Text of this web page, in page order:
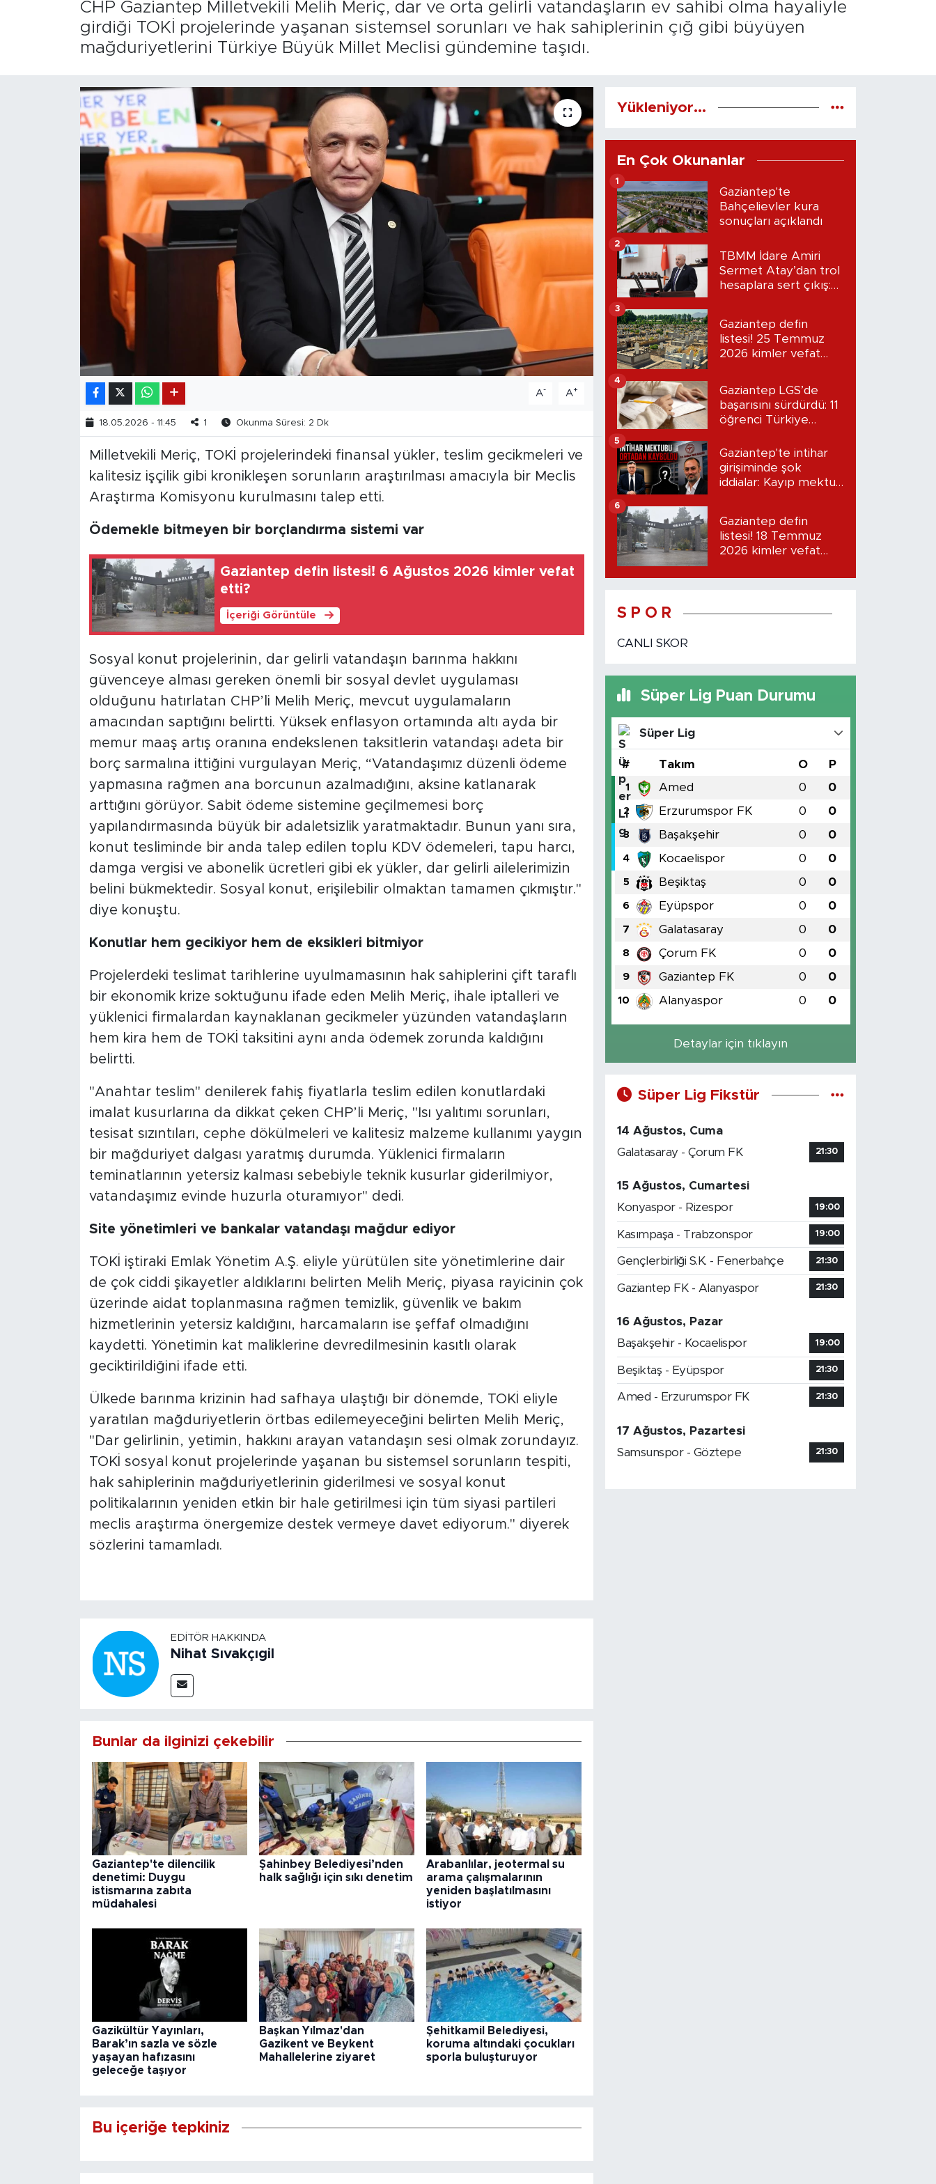
CHP Gaziantep Milletvekili Melih Meriç, dar ve orta gelirli vatandaşların ev sahibi olma hayaliyle
girdiği TOKİ projelerinde yaşanan sistemsel sorunları ve hak sahiplerinin çığ gibi büyüyen
mağduriyetlerini Türkiye Büyük Millet Meclisi gündemine taşıdı.
A- A+
18.05.2026 - 11:45 1 Okunma Süresi: 2 Dk
Milletvekili Meriç, TOKİ projelerindeki finansal yükler, teslim gecikmeleri ve
kalitesiz işçilik gibi kronikleşen sorunların araştırılması amacıyla bir Meclis
Araştırma Komisyonu kurulmasını talep etti.
Ödemekle bitmeyen bir borçlandırma sistemi var
Gaziantep defin listesi! 6 Ağustos 2026 kimler vefat
etti?
İçeriği Görüntüle
Sosyal konut projelerinin, dar gelirli vatandaşın barınma hakkını
güvenceye alması gereken önemli bir sosyal devlet uygulaması
olduğunu hatırlatan CHP’li Melih Meriç, mevcut uygulamaların
amacından saptığını belirtti. Yüksek enflasyon ortamında altı ayda bir
memur maaş artış oranına endekslenen taksitlerin vatandaşı adeta bir
borç sarmalına ittiğini vurgulayan Meriç, “Vatandaşımız düzenli ödeme
yapmasına rağmen ana borcunun azalmadığını, aksine katlanarak
arttığını görüyor. Sabit ödeme sistemine geçilmemesi borç
yapılandırmasında büyük bir adaletsizlik yaratmaktadır. Bunun yanı sıra,
konut tesliminde bir anda talep edilen toplu KDV ödemeleri, tapu harcı,
damga vergisi ve abonelik ücretleri gibi ek yükler, dar gelirli ailelerimizin
belini bükmektedir. Sosyal konut, erişilebilir olmaktan tamamen çıkmıştır."
diye konuştu.
Konutlar hem gecikiyor hem de eksikleri bitmiyor
Projelerdeki teslimat tarihlerine uyulmamasının hak sahiplerini çift taraflı
bir ekonomik krize soktuğunu ifade eden Melih Meriç, ihale iptalleri ve
yüklenici firmalardan kaynaklanan gecikmeler yüzünden vatandaşların
hem kira hem de TOKİ taksitini aynı anda ödemek zorunda kaldığını
belirtti.
"Anahtar teslim" denilerek fahiş fiyatlarla teslim edilen konutlardaki
imalat kusurlarına da dikkat çeken CHP’li Meriç, "Isı yalıtımı sorunları,
tesisat sızıntıları, cephe dökülmeleri ve kalitesiz malzeme kullanımı yaygın
bir mağduriyet dalgası yaratmış durumda. Yüklenici firmaların
teminatlarının yetersiz kalması sebebiyle teknik kusurlar giderilmiyor,
vatandaşımız evinde huzurla oturamıyor" dedi.
Site yönetimleri ve bankalar vatandaşı mağdur ediyor
TOKİ iştiraki Emlak Yönetim A.Ş. eliyle yürütülen site yönetimlerine dair
de çok ciddi şikayetler aldıklarını belirten Melih Meriç, piyasa rayicinin çok
üzerinde aidat toplanmasına rağmen temizlik, güvenlik ve bakım
hizmetlerinin yetersiz kaldığını, harcamaların ise şeffaf olmadığını
kaydetti. Yönetimin kat maliklerine devredilmesinin kasıtlı olarak
geciktirildiğini ifade etti.
Ülkede barınma krizinin had safhaya ulaştığı bir dönemde, TOKİ eliyle
yaratılan mağduriyetlerin örtbas edilemeyeceğini belirten Melih Meriç,
"Dar gelirlinin, yetimin, hakkını arayan vatandaşın sesi olmak zorundayız.
TOKİ sosyal konut projelerinde yaşanan bu sistemsel sorunların tespiti,
hak sahiplerinin mağduriyetlerinin giderilmesi ve sosyal konut
politikalarının yeniden etkin bir hale getirilmesi için tüm siyasi partileri
meclis araştırma önergemize destek vermeye davet ediyorum." diyerek
sözlerini tamamladı.
EDITÖR HAKKINDA
Nihat Sıvakçıgil
Bunlar da ilginizi çekebilir
Gaziantep'te dilencilik
denetimi: Duygu
istismarına zabıta
müdahalesi
Şahinbey Belediyesi’nden
halk sağlığı için sıkı denetim
Arabanlılar, jeotermal su
arama çalışmalarının
yeniden başlatılmasını
istiyor
Gazikültür Yayınları,
Barak’ın sazla ve sözle
yaşayan hafızasını
geleceğe taşıyor
Başkan Yılmaz'dan
Gazikent ve Beykent
Mahallelerine ziyaret
Şehitkamil Belediyesi,
koruma altındaki çocukları
sporla buluşturuyor
Bu içeriğe tepkiniz
Yükleniyor...
En Çok Okunanlar
Gaziantep'te
Bahçelievler kura
sonuçları açıklandı
1
TBMM İdare Amiri
Sermet Atay’dan trol
hesaplara sert çıkış:
2
Gaziantep defin
listesi! 25 Temmuz
2026 kimler vefat
3
Gaziantep LGS’de
başarısını sürdürdü: 11
öğrenci Türkiye
4
Gaziantep'te intihar
girişiminde şok
iddialar: Kayıp mektup
5
Gaziantep defin
listesi! 18 Temmuz
2026 kimler vefat
6
S P O R
CANLI SKOR
Süper Lig Puan Durumu
Süper Lig
# Takım O P
1 Amed 0 0
2 Erzurumspor FK 0 0
3 Başakşehir 0 0
4 Kocaelispor 0 0
5 Beşiktaş 0 0
6 Eyüpspor 0 0
7 Galatasaray 0 0
8 Çorum FK 0 0
9 Gaziantep FK 0 0
10 Alanyaspor 0 0
Detaylar için tıklayın
Süper Lig Fikstür
14 Ağustos, Cuma
Galatasaray - Çorum FK
21:30
15 Ağustos, Cumartesi
Konyaspor - Rizespor
19:00
Kasımpaşa - Trabzonspor 19:00
Gençlerbirliği S.K. - Fenerbahçe 21:30
Gaziantep FK - Alanyaspor 21:30
16 Ağustos, Pazar
Başakşehir - Kocaelispor
19:00
Beşiktaş - Eyüpspor 21:30
Amed - Erzurumspor FK 21:30
17 Ağustos, Pazartesi
Samsunspor - Göztepe
21:30